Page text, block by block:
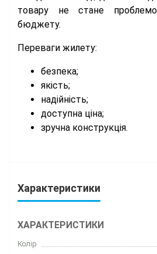
товару не стане
бюджету.
Переваги жилету:
безпека;
якість;
надійність;
доступна ціна;
зручна конструкція.
Характеристики
ХАРАКТЕРИСТИКИ
Колір